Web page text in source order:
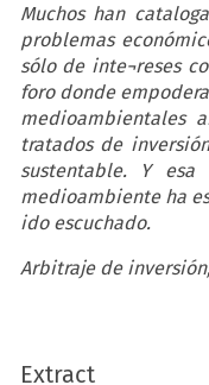
Muchos han
problemas
sólo de inte¬reses
foro donde
medioambientales
tratados de
sustentable. Y
medioambiente ha
ido escuchado.
Arbitraje de
Extract